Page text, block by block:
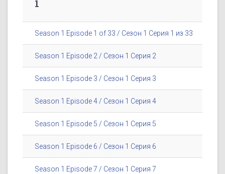
1
Season 1 Episode 1 of 33 / Сезон 1 Серия 1 из 33
Season 1 Episode 2 / Сезон 1 Серия 2
Season 1 Episode 3 / Сезон 1 Серия 3
Season 1 Episode 4 / Сезон 1 Серия 4
Season 1 Episode 5 / Сезон 1 Серия 5
Season 1 Episode 6 / Сезон 1 Серия 6
Season 1 Episode 7 / Сезон 1 Серия 7